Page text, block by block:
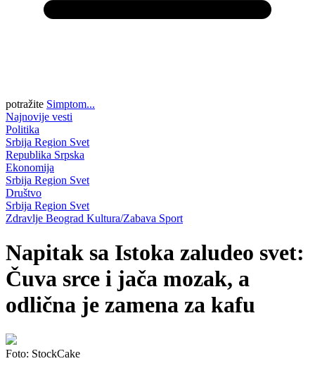
potražite Simptom...
Najnovije vesti
Politika
Srbija Region Svet
Republika Srpska
Ekonomija
Srbija Region Svet
Društvo
Srbija Region Svet
Zdravlje Beograd Kultura/Zabava Sport
Napitak sa Istoka zaludeo svet:
Čuva srce i jača mozak, a
odlična je zamena za kafu
Foto: StockCake